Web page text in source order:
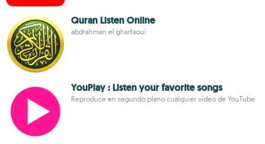
Quran Listen Online
abdrahman el gharfaoui
YouPlay : Listen your favorite songs
Reproduce en segundo plano cualquier video de YouTube